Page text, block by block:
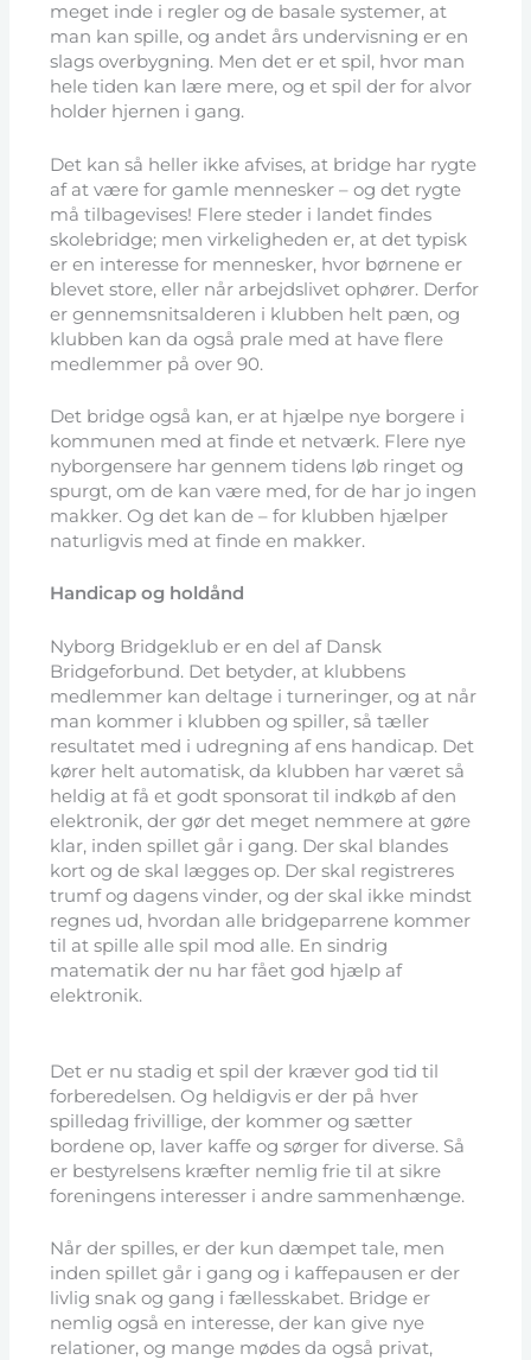
meget inde i regler og de basale systemer, at
man kan spille, og andet års undervisning er en
slags overbygning. Men det er et spil, hvor man
hele tiden kan lære mere, og et spil der for alvor
holder hjernen i gang.
Det kan så heller ikke afvises, at bridge har rygte
af at være for gamle mennesker – og det rygte
må tilbagevises! Flere steder i landet findes
skolebridge; men virkeligheden er, at det typisk
er en interesse for mennesker, hvor børnene er
blevet store, eller når arbejdslivet ophører. Derfor
er gennemsnitsalderen i klubben helt pæn, og
klubben kan da også prale med at have flere
medlemmer på over 90.
Det bridge også kan, er at hjælpe nye borgere i
kommunen med at finde et netværk. Flere nye
nyborgensere har gennem tidens løb ringet og
spurgt, om de kan være med, for de har jo ingen
makker. Og det kan de – for klubben hjælper
naturligvis med at finde en makker.
Handicap og holdånd
Nyborg Bridgeklub er en del af Dansk
Bridgeforbund. Det betyder, at klubbens
medlemmer kan deltage i turneringer, og at når
man kommer i klubben og spiller, så tæller
resultatet med i udregning af ens handicap. Det
kører helt automatisk, da klubben har været så
heldig at få et godt sponsorat til indkøb af den
elektronik, der gør det meget nemmere at gøre
klar, inden spillet går i gang. Der skal blandes
kort og de skal lægges op. Der skal registreres
trumf og dagens vinder, og der skal ikke mindst
regnes ud, hvordan alle bridgeparrene kommer
til at spille alle spil mod alle. En sindrig
matematik der nu har fået god hjælp af
elektronik.
Det er nu stadig et spil der kræver god tid til
forberedelsen. Og heldigvis er der på hver
spilledag frivillige, der kommer og sætter
bordene op, laver kaffe og sørger for diverse. Så
er bestyrelsens kræfter nemlig frie til at sikre
foreningens interesser i andre sammenhænge.
Når der spilles, er der kun dæmpet tale, men
inden spillet går i gang og i kaffepausen er der
livlig snak og gang i fællesskabet. Bridge er
nemlig også en interesse, der kan give nye
relationer, og mange mødes da også privat,